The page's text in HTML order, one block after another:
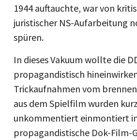
1944 auftauchte, war von
juristischer NS-Aufarbeitung
spüren.
In dieses Vakuum wollte die
propagandistisch
Trickaufnahmen vom
aus dem Spielfilm wurden
unkommentiert einmontiert
propagandistische Dok-